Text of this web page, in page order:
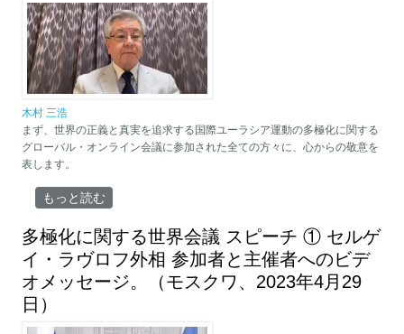
木村 三浩
まず、世界の正義と真実を追求する国際ユーラシア運動の多極化に関する
グローバル・オンライン会議に参加された全ての方々に、心からの敬意を
表します。
多極化に関する世界会議 スピーチ ① 木村三浩 日本国愛国者団
もっと読む
多極化に関する世界会議 スピーチ ① セルゲ
イ・ラヴロフ外相 参加者と主催者へのビデ
オメッセージ。（モスクワ、2023年4月29
日）